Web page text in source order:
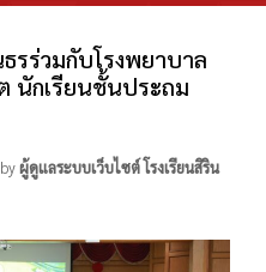
รร่วมกับโรงพยาบาล
นักเรียนชั้นประถม
ผู้ดูแลระบบเว็บไซต์ โรงเรียนสิริน